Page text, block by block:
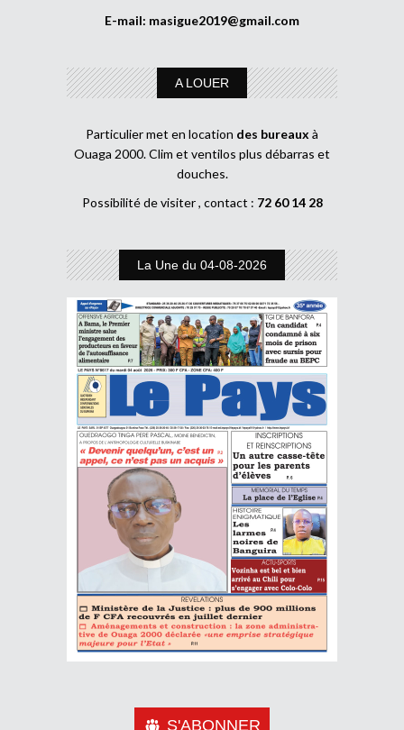
E-mail: masigue2019@gmail.com
A LOUER
Particulier met en location des bureaux à
Ouaga 2000. Clim et ventilos plus débarras et
douches.
Possibilité de visiter , contact : 72 60 14 28
La Une du 04-08-2026
S'ABONNER